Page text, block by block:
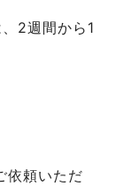
2週間から1
依頼いただ